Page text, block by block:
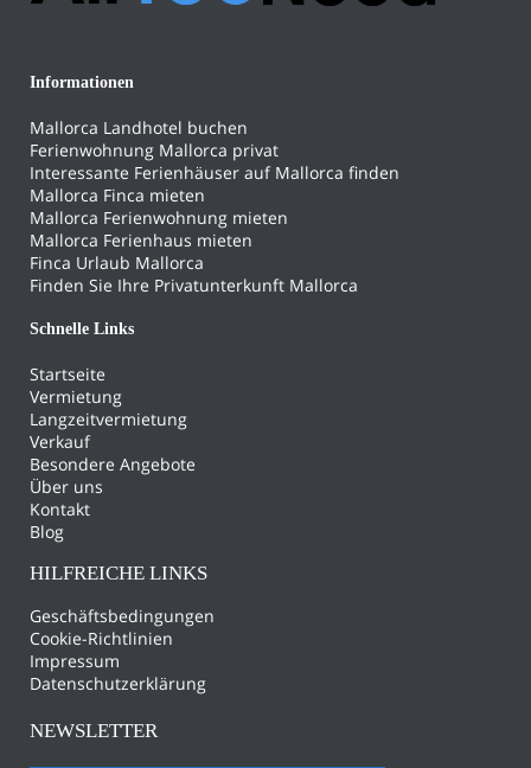
Informationen
Mallorca Landhotel buchen
Ferienwohnung Mallorca privat
Interessante Ferienhäuser auf Mallorca finden
Mallorca Finca mieten
Mallorca Ferienwohnung mieten
Mallorca Ferienhaus mieten
Finca Urlaub Mallorca
Finden Sie Ihre Privatunterkunft Mallorca
Schnelle Links
Startseite
Vermietung
Langzeitvermietung
Verkauf
Besondere Angebote
Über uns
Kontakt
Blog
HILFREICHE LINKS
Geschäftsbedingungen
Cookie-Richtlinien
Impressum
Datenschutzerklärung
NEWSLETTER